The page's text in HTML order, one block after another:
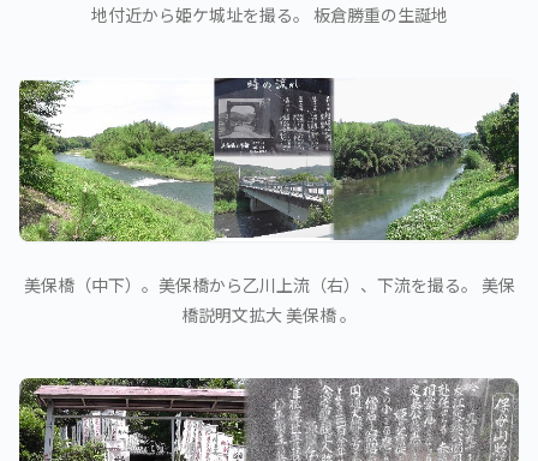
地付近から姫ケ城址を撮る。 板倉勝重の生誕地
美保橋（中下）。美保橋から乙川上流（右）、下流を撮る。 美保
橋説明文拡大 美保橋 。